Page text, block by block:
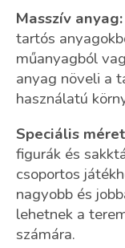
Masszív anyag:
tartós
műanyagból
anyag növeli a
használatú
Speciális
figurák és
csoportos
nagyobb és
lehetnek a
számára.